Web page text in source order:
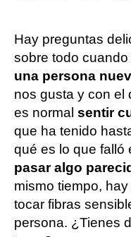
Hay preguntas
sobre todo
una persona
nos gusta y con el
es normal sentir
que ha tenido
qué es lo que falló
pasar algo
mismo tiempo,
tocar fibras
persona. ¿Tienes